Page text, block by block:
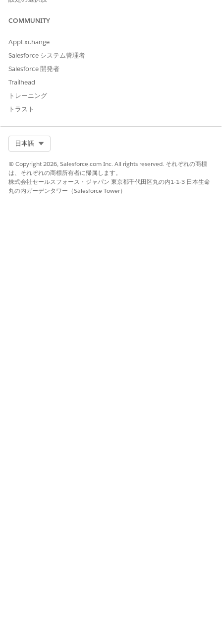
SEE ALSO
Salesforce Help
この記事で問題は解決されましたか?
COMMUNITY
AppExchange
Salesforce システム管理者
Salesforce 開発者
Trailhead
トレーニング
トラスト
日本語
© Copyright 2026, Salesforce.com Inc. All rights reserved. それぞれの商標
は、それぞれの商標所有者に帰属します。
株式会社セールスフォース・ジャパン 東京都千代田区丸の内1-1-3 日本生命
丸の内ガーデンタワー（Salesforce Tower）